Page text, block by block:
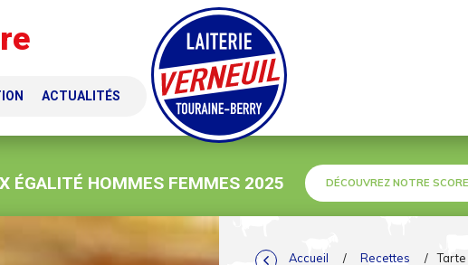
ACTUALITÉS
ÉGALITÉ HOMMES FEMMES 2025 DÉCOUVREZ NOTRE
Accueil / Recettes /